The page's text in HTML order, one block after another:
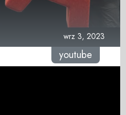
wrz 3, 2023
youtube